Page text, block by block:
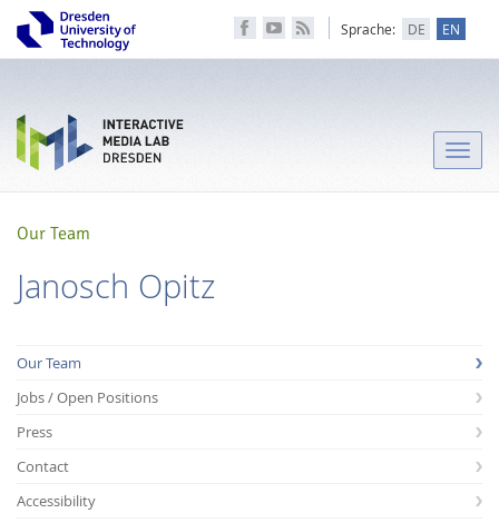
Sprache: DE EN
Toggle
Our Team
Janosch Opitz
Our Team
Jobs / Open Positions
Press
Contact
Accessibility